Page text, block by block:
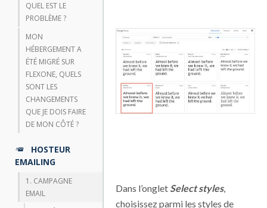
QUEL EST LE
PROBLÈME ?
MON
HÉBERGEMENT A
ÉTÉ MIGRÉ SUR
FLEXONE, QUELS
SONT LES
CHANGEMENTS
QUE JE DOIS FAIRE
DE MON CÔTÉ ?
HOSTEUR
EMAILING
1. CAMPAGNE
EMAIL
Dans l’ongletSelect styles,
choisissez parmi les styles de